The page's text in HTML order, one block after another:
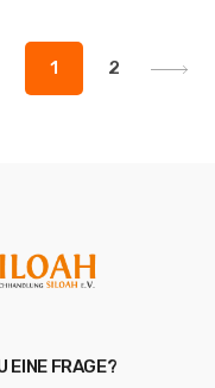
1 2
EINE FRAGE?